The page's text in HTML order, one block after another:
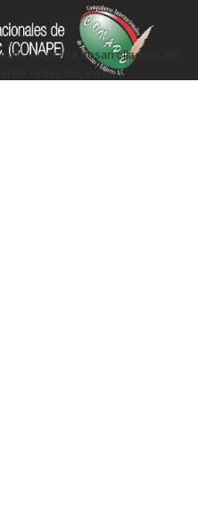
empresa desarrolladora del
de redes bayesianas